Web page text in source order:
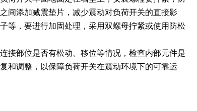
间添加减震垫片，减少震动对负荷开关的直接影
等，要进行加固处理，采用双螺母拧紧或使用防松
接部位是否有松动、移位等情况，检查内部元件是
和调整，以保障负荷开关在震动环境下的可靠运